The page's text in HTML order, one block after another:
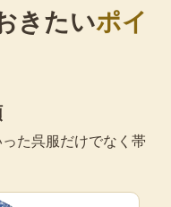
きたいポイ
た呉服だけでなく帯